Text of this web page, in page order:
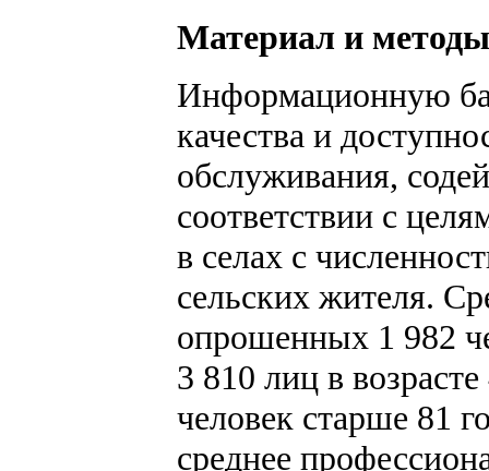
Материал и методы
Информационную
качества и
обслуживания,
соответствии с
в селах с
сельских жителя.
опрошенных 1 982
3 810 лиц в
человек старше 81
среднее